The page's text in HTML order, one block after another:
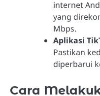
internet
yang
Mbps.
Aplikasi
Pastikan
diperbarui
Cara